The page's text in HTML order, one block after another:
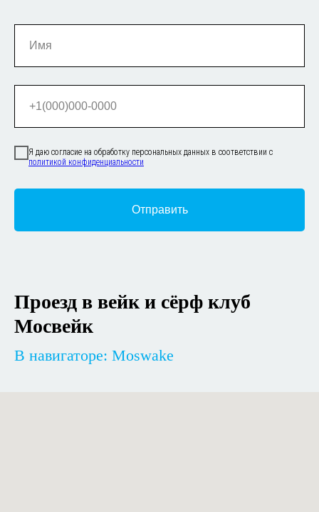
Я даю согласие на обработку персональных данных в соответствии с
политикой конфиденциальности
Отправить
Проезд в вейк и сёрф клуб
Мосвейк
В навигаторе: Moswake